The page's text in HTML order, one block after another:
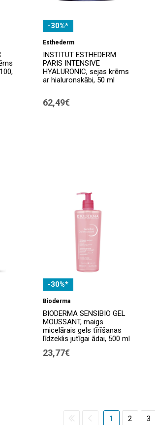
-30%*
Esthederm
INSTITUT ESTHEDERM
PARIS INTENSIVE
HYALURONIC, sejas krēms
ar hialuronskābi, 50 ml
62,49€
-30%*
Bioderma
BIODERMA SENSIBIO GEL
MOUSSANT, maigs
micelārais gels tīrīšanas
līdzeklis jutīgai ādai, 500 ml
23,77€
1 2 3